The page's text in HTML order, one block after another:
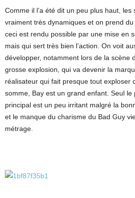
Comme il l’a été dit un peu plus haut, les
vraiment très dynamiques et on prend
ceci est rendu possible par une mise en
mais qui sert très bien l’action. On voit
développer, notamment lors de la scène
grosse explosion, qui va devenir la
réalisateur qui fait presque tout exploser
somme, Bay est un grand enfant. Seul le
principal est un peu irritant malgré la
et le manque du charisme du Bad Guy
métrage.